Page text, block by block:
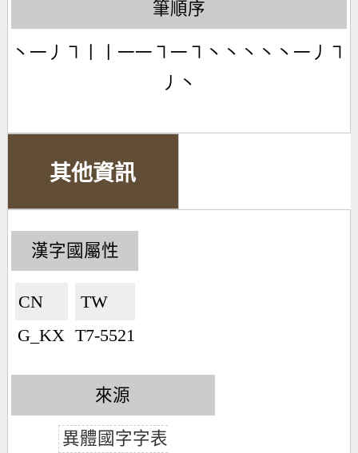
筆順序
丶一丿㇕丨丨一一㇕一㇕丶丶丶丶丶一丿㇕
丿丶
其他資訊
漢字國屬性
CN🇨🇳
G_KX
TW🇹🇼
T7-5521
來源
異體國字字表